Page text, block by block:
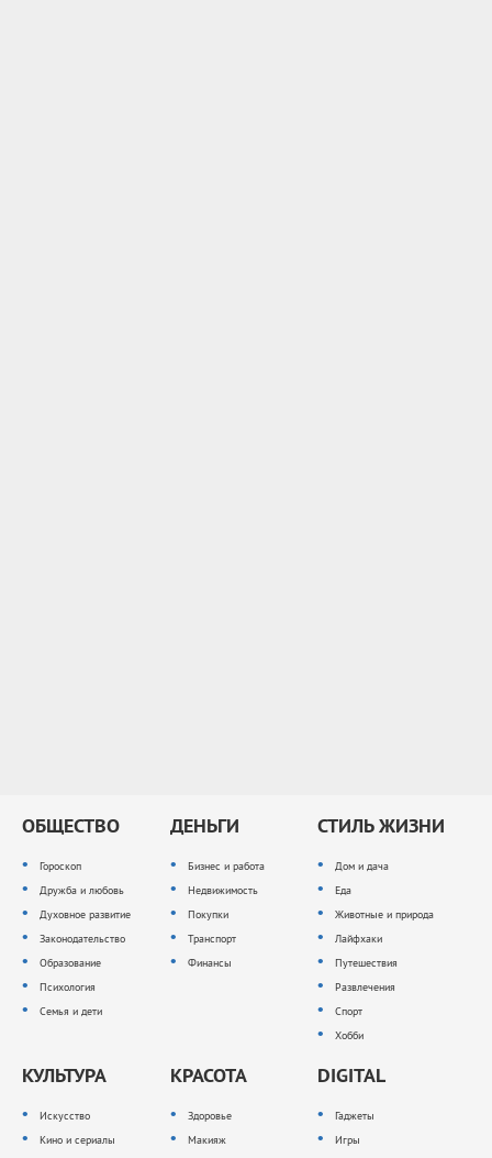
ОБЩЕСТВО
Гороскоп
Дружба и любовь
Духовное развитие
Законодательство
Образование
Психология
Семья и дети
ДЕНЬГИ
Бизнес и работа
Недвижимость
Покупки
Транспорт
Финансы
СТИЛЬ ЖИЗНИ
Дом и дача
Еда
Животные и природа
Лайфхаки
Путешествия
Развлечения
Спорт
Хобби
КУЛЬТУРА
Искусство
Кино и сериалы
КРАСОТА
Здоровье
Макияж
DIGITAL
Гаджеты
Игры